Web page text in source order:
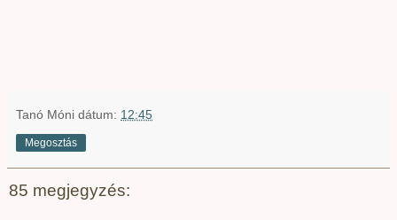
Tanó Móni dátum: 12:45
Megosztás
85 megjegyzés: